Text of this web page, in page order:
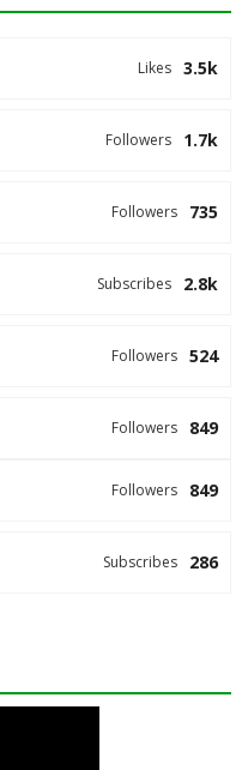
3.5k
Likes
1.7k
Followers
735
Followers
2.8k
Subscribes
524
Followers
849
Followers
849
Followers
286
Subscribes